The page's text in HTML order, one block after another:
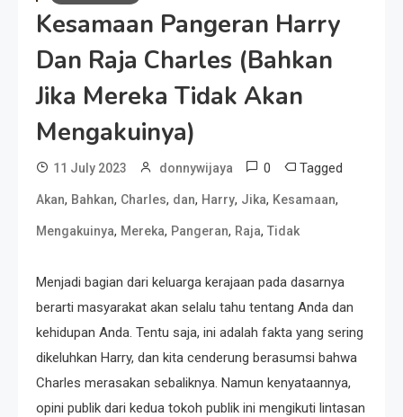
Kesamaan Pangeran Harry
Dan Raja Charles (Bahkan
Jika Mereka Tidak Akan
Mengakuinya)
11 July 2023 donnywijaya 0 Tagged
Akan, Bahkan, Charles, dan, Harry, Jika, Kesamaan,
Mengakuinya, Mereka, Pangeran, Raja, Tidak
Menjadi bagian dari keluarga kerajaan pada dasarnya
berarti masyarakat akan selalu tahu tentang Anda dan
kehidupan Anda. Tentu saja, ini adalah fakta yang sering
dikeluhkan Harry, dan kita cenderung berasumsi bahwa
Charles merasakan sebaliknya. Namun kenyataannya,
opini publik dari kedua tokoh publik ini mengikuti lintasan